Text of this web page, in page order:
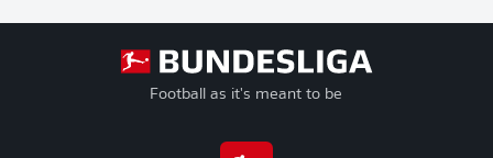
Football as it's meant to be